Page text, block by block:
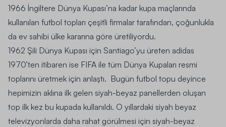
1966 İngiltere Dünya Kupası’na kadar kupa maçlarında
kullanılan futbol topları çeşitli firmalar tarafından, çoğunlukla
da ev sahibi ülke kararına göre üretiliyordu.
1962 Şili Dünya Kupası için Santiago’yu üreten adidas
1970’ten itibaren ise FIFA ile tüm Dünya Kupaları resmi
toplarını üretmek için anlaştı. Bugün futbol topu deyince
hepimizin aklına ilk gelen siyah-beyaz panellerden oluşan
top ilk kez bu kupada kullanıldı. O yıllardaki siyah beyaz
televizyonlarda daha rahat görülmesi için siyah-beyaz